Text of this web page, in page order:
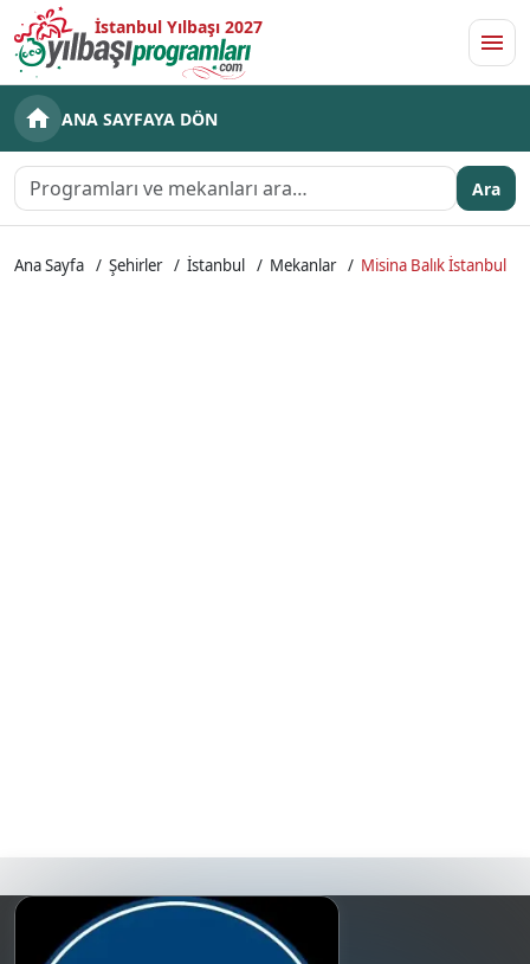
İstanbul Yılbaşı 2027
ANA SAYFAYA DÖN
Ara
Ana Sayfa Şehirler İstanbul Mekanlar Misina Balık İstanbul